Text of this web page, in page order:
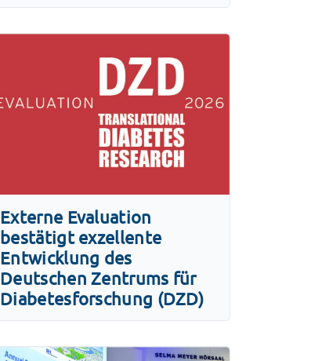
Externe Evaluation
bestätigt exzellente
Entwicklung des
Deutschen Zentrums für
Diabetesforschung (DZD)